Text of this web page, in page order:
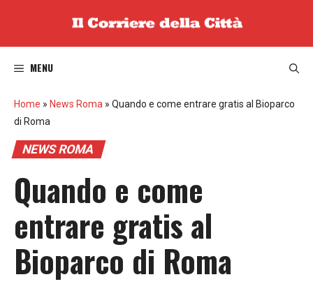
MENU
Home » News Roma » Quando e come entrare gratis al Bioparco
di Roma
NEWS ROMA
Quando e come
entrare gratis al
Bioparco di Roma